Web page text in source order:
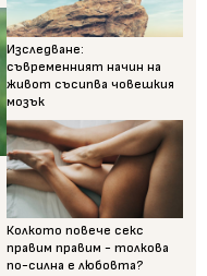
Изследване:
съвременният начин на
живот съсипва човешкия
мозък
Колкото повече секс
правим правим - толкова
по-силна е любовта?